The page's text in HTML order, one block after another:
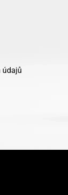
údajů